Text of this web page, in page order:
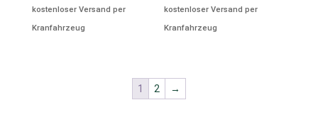
war:
ist:
kostenloser Versand per
Kranfahrzeug
war:
ist:
kostenloser Versand per
Kranfahrzeug
1 2 →